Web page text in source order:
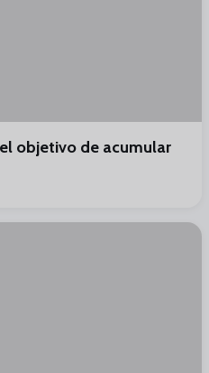
objetivo de acumular